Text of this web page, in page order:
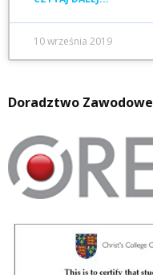
10 września 2019
Doradztwo Zawodowe